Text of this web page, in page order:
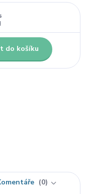
do košíku
0